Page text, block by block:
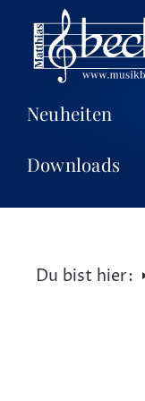
Neuheiten
Downloads